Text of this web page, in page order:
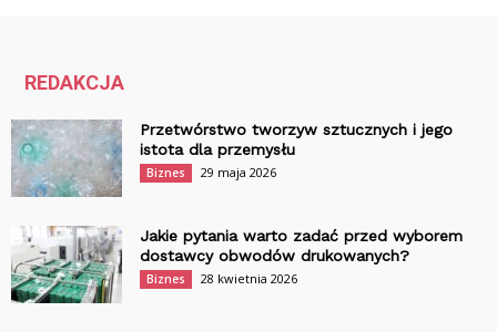
REDAKCJA
Przetwórstwo tworzyw sztucznych i jego
istota dla przemysłu
Biznes 29 maja 2026
Jakie pytania warto zadać przed wyborem
dostawcy obwodów drukowanych?
Biznes 28 kwietnia 2026